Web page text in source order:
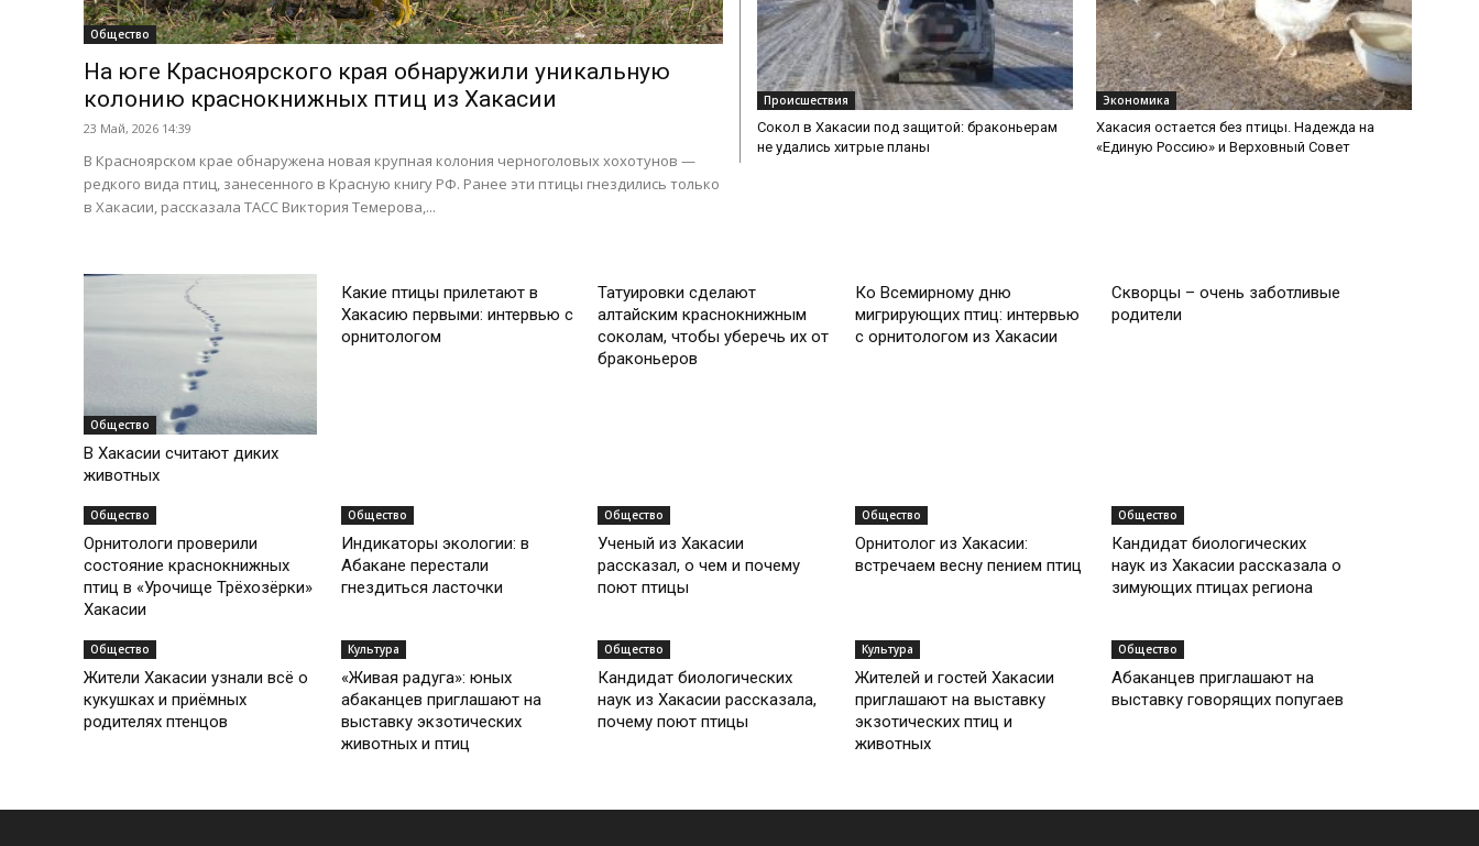
Общество
На юге Красноярского края обнаружили уникальную
колонию краснокнижных птиц из Хакасии
23 Май, 2026 14:39
В Красноярском крае обнаружена новая крупная колония черноголовых хохотунов —
редкого вида птиц, занесенного в Красную книгу РФ. Ранее эти птицы гнездились только
в Хакасии, рассказала ТАСС Виктория Темерова,...
Происшествия
Сокол в Хакасии под защитой: браконьерам
не удались хитрые планы
Экономика
Хакасия остается без птицы. Надежда на
«Единую Россию» и Верховный Совет
Общество
В Хакасии считают диких
животных
Какие птицы прилетают в
Хакасию первыми: интервью с
орнитологом
Татуировки сделают
алтайским краснокнижным
соколам, чтобы уберечь их от
браконьеров
Ко Всемирному дню
мигрирующих птиц: интервью
с орнитологом из Хакасии
Скворцы – очень заботливые
родители
Общество
Орнитологи проверили
состояние краснокнижных
птиц в «Урочище Трёхозёрки»
Хакасии
Общество
Индикаторы экологии: в
Абакане перестали
гнездиться ласточки
Общество
Ученый из Хакасии
рассказал, о чем и почему
поют птицы
Общество
Орнитолог из Хакасии:
встречаем весну пением птиц
Общество
Кандидат биологических
наук из Хакасии рассказала о
зимующих птицах региона
Общество
Жители Хакасии узнали всё о
кукушках и приёмных
родителях птенцов
Культура
«Живая радуга»: юных
абаканцев приглашают на
выставку экзотических
животных и птиц
Общество
Кандидат биологических
наук из Хакасии рассказала,
почему поют птицы
Культура
Жителей и гостей Хакасии
приглашают на выставку
экзотических птиц и
животных
Общество
Абаканцев приглашают на
выставку говорящих попугаев